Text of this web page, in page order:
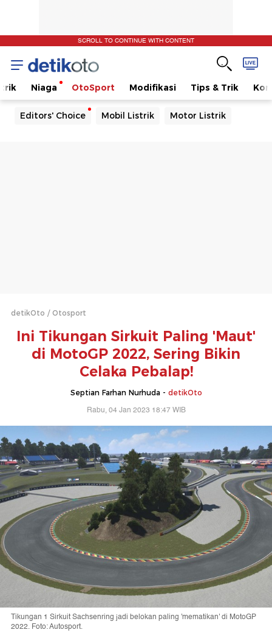
SCROLL TO CONTINUE WITH CONTENT
Niaga OtoSport Modifikasi Tips & Trik
Editors' Choice Mobil Listrik Motor Listrik
detikOto Otosport
Ini Tikungan Sirkuit Paling 'Maut'
di MotoGP 2022, Sering Bikin
Celaka Pebalap!
Septian Farhan Nurhuda - detikOto
Rabu, 04 Jan 2023 18:47 WIB
Tikungan 1 Sirkuit Sachsenring jadi belokan paling 'mematikan' di MotoGP
2022. Foto: Autosport.